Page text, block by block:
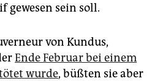
gewesen sein soll.
von Kundus,
Ende Februar bei einem
wurde, büßten sie aber